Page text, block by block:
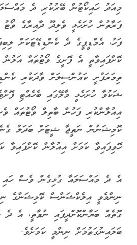
މިއަދު ހައިކޯޓުން ބޭރުކުރި ދެ
ފަރާތުން ހުށަހެޅީ ވެލިދޫ ދާއިރާގެ
ފަހު، އެމްޑީޕީގެ ދެ ކެންޑިޑޭޓަކަށް
ކޮށްފައިވާތީ އެ ފޮށީގެ ވޯޓުތައް
ތިމަރަފުށީ ކައުންސިލަށް ވާދަކުރި
ޝަކުވާ ހުށަހެޅީ މާލޭގައި ބެހެއްޓި
އިއުލާންކުރި ފަހުން ބާތިލް ވޯޓުތައް
ކޮމިޝަނުން ނަތީޖާ ޝީޓަށް ބަދަލު
ހޮވިފައިވާ ކަމަށް އިއުލާން ކޮށްފައިވާ
އެ ދެ މައްސަލައާ ގުޅިގެން ވެސް
ނިންމެވީ އިލެކްޝަންސް ކޮމިޝަންގެ
ގޮތެއް ބަޔާންކޮށްދީފައި ނުވާތީ، އެ
ބަލައިނުގަތުމަށް ނިންމީ ކަމަށެވެ.